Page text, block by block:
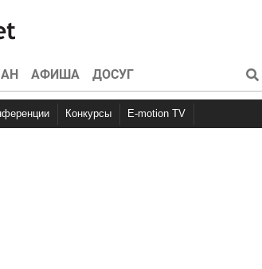
АФИША ДОСУГ
Конкурсы E-motion TV